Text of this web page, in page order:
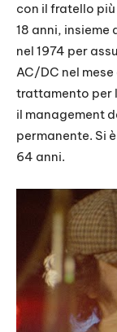
con il fratello
18 anni,
nel 1974 per
AC/DC nel
trattamento per
il management
permanente. Si
64 anni.